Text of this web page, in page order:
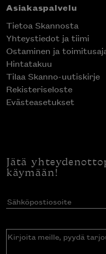
Asiakaspalvelu
Tietoa Skannosta
Yhteystiedot ja tiimi
Ostaminen ja
Hintatakuu
Tilaa Skanno-uutiskirje
Rekisteriseloste
Evästeasetukset
Jätä
käymään!
Sähköpostiosoite
Kirjoita